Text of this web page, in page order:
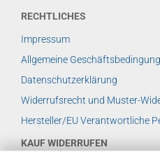
RECHTLICHES
Impressum
Allgemeine
Datenschutzerklärung
Widerrufsrecht und Muster-
Hersteller/EU Verantwortliche
KAUF WIDERRUFEN